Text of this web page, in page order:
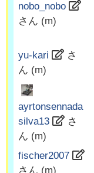
nobo_nobo
さん (m)
yu-kari
さ
ん (m)
ayrtonsennada
silva13
さ
ん (m)
fischer2007
さん (m)